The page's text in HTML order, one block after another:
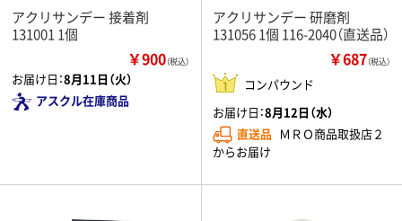
アクリサンデー 接着剤
131001 1個
￥900（税込）
お届け日：8月11日（火）
アスクル在庫商品
アクリサンデー 研磨剤
131056 1個 116-2040（直送品）
￥687（税込）
コンパウンド
お届け日：8月12日（水）
直送品 ＭＲＯ商品取扱店２
からお届け